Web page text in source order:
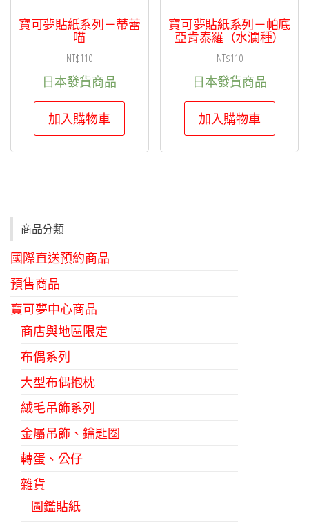
寶可夢貼紙系列－蒂蕾
喵
NT$110
日本發貨商品
加入購物車
寶可夢貼紙系列－帕底
亞肯泰羅（水瀾種）
NT$110
日本發貨商品
加入購物車
商品分類
國際直送預約商品
預售商品
寶可夢中心商品
商店與地區限定
布偶系列
大型布偶抱枕
絨毛吊飾系列
金屬吊飾、鑰匙圈
轉蛋、公仔
雜貨
圖鑑貼紙